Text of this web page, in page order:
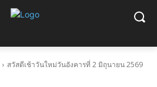
สวัสดีเช้าวันใหม่วันอังคารที่ 2 มิถุนายน 2569